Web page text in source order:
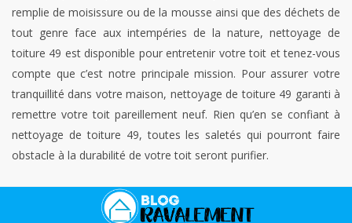
remplie de moisissure ou de la mousse ainsi que des déchets de
tout genre face aux intempéries de la nature, nettoyage de
toiture 49 est disponible pour entretenir votre toit et tenez-vous
compte que c’est notre principale mission. Pour assurer votre
tranquillité dans votre maison, nettoyage de toiture 49 garanti à
remettre votre toit pareillement neuf. Rien qu’en se confiant à
nettoyage de toiture 49, toutes les saletés qui pourront faire
obstacle à la durabilité de votre toit seront purifier.